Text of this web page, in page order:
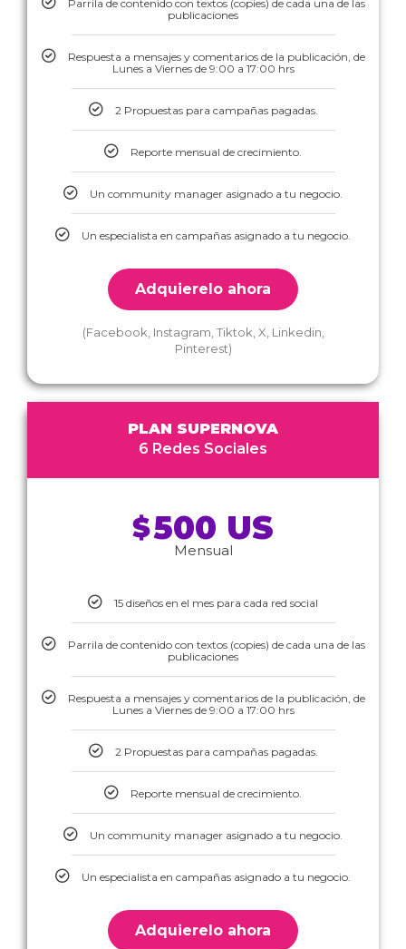
Parrila de contenido con textos (copies) de cada una de las
publicaciones
Respuesta a mensajes y comentarios de la publicación, de
Lunes a Viernes de 9:00 a 17:00 hrs
2 Propuestas para campañas pagadas.
Reporte mensual de crecimiento.
Un community manager asignado a tu negocio.
Un especialista en campañas asignado a tu negocio.
Adquierelo ahora
(Facebook, Instagram, Tiktok, X, Linkedin,
Pinterest)
PLAN SUPERNOVA
6 Redes Sociales
$500 US
Mensual
15 diseños en el mes para cada red social
Parrila de contenido con textos (copies) de cada una de las
publicaciones
Respuesta a mensajes y comentarios de la publicación, de
Lunes a Viernes de 9:00 a 17:00 hrs
2 Propuestas para campañas pagadas.
Reporte mensual de crecimiento.
Un community manager asignado a tu negocio.
Un especialista en campañas asignado a tu negocio.
Adquierelo ahora